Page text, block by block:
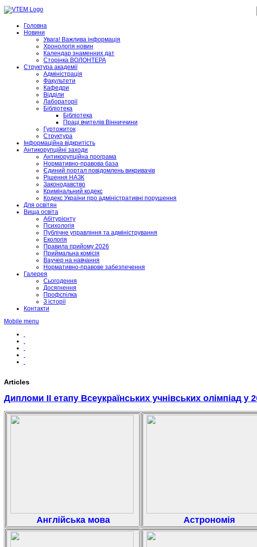
Головна
Новини
Увага! Важлива інформація
Хронологія новин
Календар знаменних дат
Сторінка ВОЛОНТЕРА
Структура академії
Адміністрація
Факультети
Кафедри
Відділи
Лабораторії
Бібліотека
Бібліотека
Праці вчителів Вінниччини
Гуртожиток
Структура
Інформаційна відкритість
Антикорупційні заходи
Антикорупційна програма
Нормативно-правова база
Єдиний портал повідомлень викривачів
Рішення НАЗК
Законодавство
Кримінальний кодекс
Кодекс України про адміністративні порушення
Для освітян
Вища освіта
Абітурієнту
Психологія
Публічне управління та адміністрування
Екологія
Правила прийому 2026
Приймальна комісія
Ваучер на навчання
Нормативно-правове забезпечення
Галерея
Сьогодення
Досягнення
Профспілка
З історії
Контакти
Mobile menu
Articles
Дипломи ІІ етапу Всеукраїнських учнівських олімпіад у
Англійська мова Астрономія